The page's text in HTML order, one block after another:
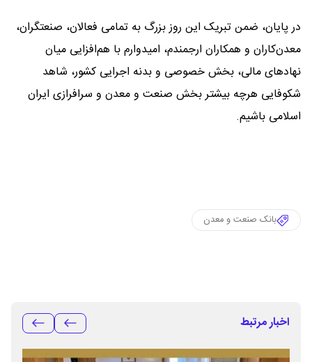
در پایان، ضمن تبریک این روز بزرگ به تمامی فعالان، صنعتگران،
معدن‌کاران و همکاران ارجمندم، امیدوارم با هم‌افزایی میان
نهادهای مالی، بخش خصوصی و بدنه اجرایی کشور، شاهد
شکوفایی هرچه بیشتر بخش صنعت و معدن و سرافرازی ایران
اسلامی باشیم.
بانک صنعت و معدن
اخبار مرتبط